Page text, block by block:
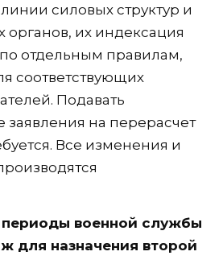
силовых структур и
органов, их индексация
отдельным правилам,
соответствующих
Подавать
на перерасчет
Все изменения и
военной службы
для назначения второй